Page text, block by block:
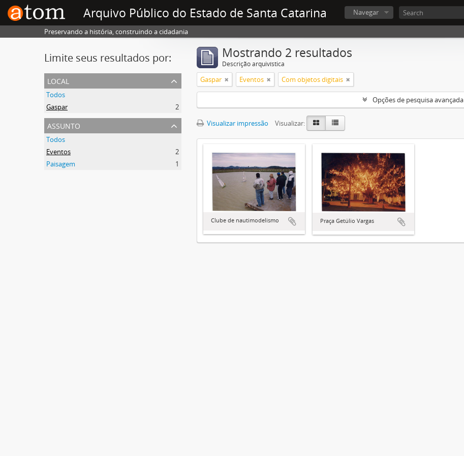
Arquivo Público do Estado de Santa Catarina Navegar
Preservando a história, construindo a cidadania
Limite seus resultados por:
local
Todos
Gaspar
2
assunto
Todos
Eventos
2
Paisagem
1
Mostrando 2 resultados
Descrição arquivística
Gaspar Eventos Com objetos digitais
Opções de pesquisa avançada
Visualizar impressão Visualizar:
Clube de nautimodelismo Praça Getúlio Vargas